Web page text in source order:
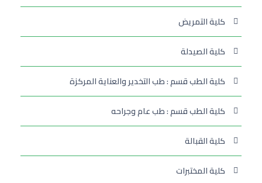
كلية التمريض
كلية الصيدلة
كلية الطب قسم : طب التخدير والعناية المركزة
كلية الطب قسم : طب عام وجراحه
كلية القبالة
كلية المختبرات